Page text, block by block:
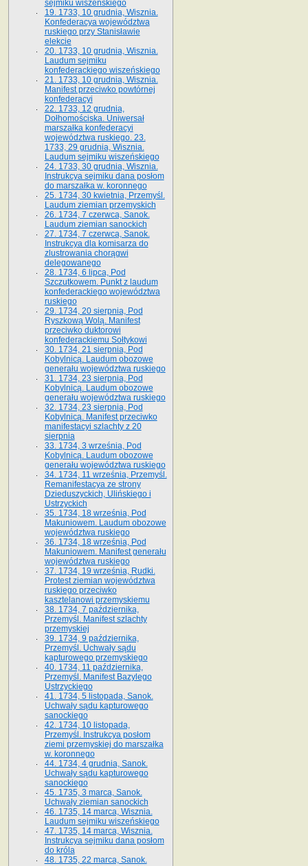
sejmiku wiszeńskiego
19. 1733, 10 grudnia, Wisznia.
Konfederacya województwa
ruskiego przy Stanisławie
elekcie
20. 1733, 10 grudnia, Wisznia.
Laudum sejmiku
konfederackiego wiszeńskiego
21. 1733, 10 grudnia, Wisznia.
Manifest przeciwko powtórnej
konfederacyi
22. 1733, 12 grudnia,
Dołhomościska. Uniwersał
marszałka konfederacyi
województwa ruskiego. 23.
1733, 29 grudnia, Wisznia.
Laudum sejmiku wiszeńskiego
24. 1733, 30 grudnia, Wisznia.
Instrukcya sejmiku dana posłom
do marszałka w. koronnego
25. 1734, 30 kwietnia, Przemyśl.
Laudum ziemian przemyskich
26. 1734, 7 czerwca, Sanok.
Laudum ziemian sanockich
27. 1734, 7 czerwca, Sanok.
Instrukcya dla komisarza do
zlustrowania chorągwi
delegowanego
28. 1734, 6 lipca, Pod
Szczutkowem. Punkt z laudum
konfederackiego województwa
ruskiego
29. 1734, 20 sierpnia, Pod
Ryszkową Wolą. Manifest
przeciwko duktorowi
konfederackiemu Sołtykowi
30. 1734, 21 sierpnia, Pod
Kobylnicą. Laudum obozowe
generału województwa ruskiego
31. 1734, 23 sierpnia, Pod
Kobylnicą. Laudum obozowe
generału województwa ruskiego
32. 1734, 23 sierpnia, Pod
Kobylnicą. Manifest przeciwko
manifestacyi szlachty z 20
sierpnia
33. 1734, 3 września, Pod
Kobylnicą. Laudum obozowe
generału województwa ruskiego
34. 1734, 11 września, Przemyśl.
Remanifestacya ze strony
Dzieduszyckich, Ulińskiego i
Ustrzyckich
35. 1734, 18 września, Pod
Makuniowem. Laudum obozowe
województwa ruskiego
36. 1734, 18 września, Pod
Makuniowem. Manifest generału
województwa ruskiego
37. 1734, 19 września, Rudki.
Protest ziemian województwa
ruskiego przeciwko
kasztelanowi przemyskiemu
38. 1734, 7 października,
Przemyśl. Manifest szlachty
przemyskiej
39. 1734, 9 października,
Przemyśl. Uchwały sądu
kapturowego przemyskiego
40. 1734, 11 października,
Przemyśl. Manifest Bazylego
Ustrzyckiego
41. 1734, 5 listopada, Sanok.
Uchwały sądu kapturowego
sanockiego
42. 1734, 10 listopada,
Przemyśl. Instrukcya posłom
ziemi przemyskiej do marszałka
w. koronnego
44. 1734, 4 grudnia, Sanok.
Uchwały sądu kapturowego
sanockiego
45. 1735, 3 marca, Sanok.
Uchwały ziemian sanockich
46. 1735, 14 marca, Wisznia.
Laudum sejmiku wiszeńskiego
47. 1735, 14 marca, Wisznia.
Instrukcya sejmiku dana posłom
do króla
48. 1735, 22 marca, Sanok.